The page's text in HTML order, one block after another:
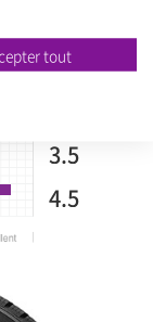
4.5
3.5
4.5
tout